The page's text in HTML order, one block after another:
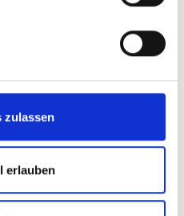
zulassen
erlauben